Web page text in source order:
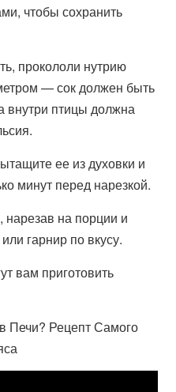
чтобы сохранить
прокололи нутрию
— сок должен быть
внутри птицы должна
ее из духовки и
минут перед нарезкой.
нарезав на порции и
гарнир по вкусу.
вам приготовить
Печи? Рецепт Самого